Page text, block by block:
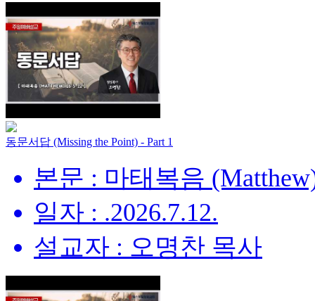
동문서답 (Missing the Point) - Part 1
본문 : 마태복음
일자 : .2026.7.12.
설교자 : 오명찬 목사